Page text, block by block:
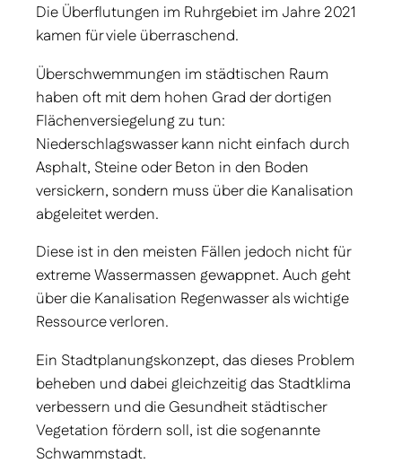
Die Überflutungen im Ruhrgebiet im Jahre 2021
kamen für viele überraschend.
Überschwemmungen im städtischen Raum
haben oft mit dem hohen Grad der dortigen
Flächenversiegelung zu tun:
Niederschlagswasser kann nicht einfach durch
Asphalt, Steine oder Beton in den Boden
versickern, sondern muss über die Kanalisation
abgeleitet werden.
Diese ist in den meisten Fällen jedoch nicht für
extreme Wassermassen gewappnet. Auch geht
über die Kanalisation Regenwasser als wichtige
Ressource verloren.
Ein Stadtplanungskonzept, das dieses Problem
beheben und dabei gleichzeitig das Stadtklima
verbessern und die Gesundheit städtischer
Vegetation fördern soll, ist die sogenannte
Schwammstadt.